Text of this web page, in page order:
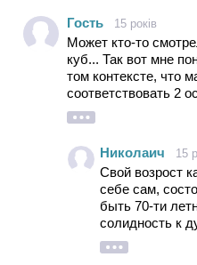
Гость 15 років
Может кто-то
куб... Так вот мне
том контексте, что
соответствовать 2
насилие. Т.е. она
чем-то агрессивна
линии, оптика и
самое, что одеть
замечали... так
Ведь это тоже
а есть бездарные...
Малевич
можно сказать, что
Николаич 15
Свой возрост
себе сам,
быть 70-ти
солидность к
Солидность
пользоваться